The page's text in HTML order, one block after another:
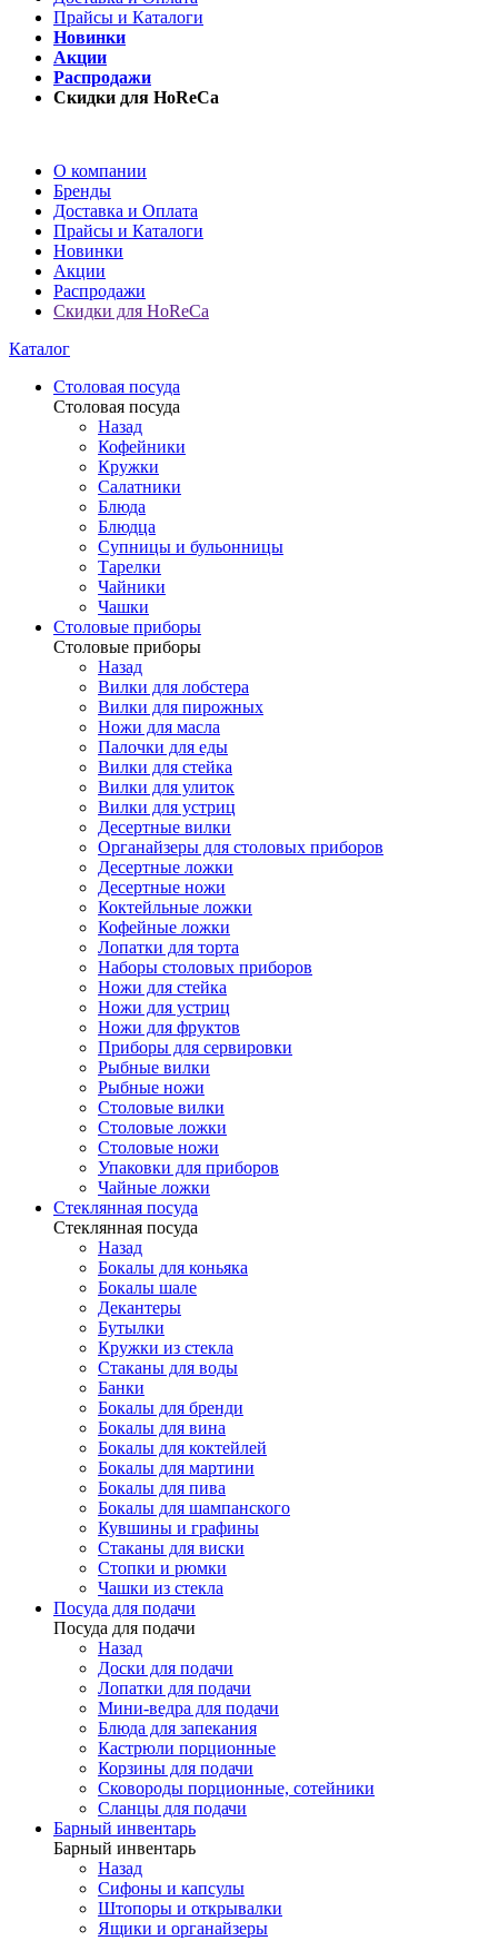
Прайсы и Каталоги
Новинки
Акции
Распродажи
Скидки для HoReCa
О компании
Бренды
Доставка и Оплата
Прайсы и Каталоги
Новинки
Акции
Распродажи
Скидки для HoReCa
Каталог
Столовая посуда
Столовая посуда
Назад
Кофейники
Кружки
Салатники
Блюда
Блюдца
Супницы и бульонницы
Тарелки
Чайники
Чашки
Cтоловые приборы
Cтоловые приборы
Назад
Вилки для лобстера
Вилки для пирожных
Ножи для масла
Палочки для еды
Вилки для стейка
Вилки для улиток
Вилки для устриц
Десертные вилки
Органайзеры для столовых приборов
Десертные ложки
Десертные ножи
Коктейльные ложки
Кофейные ложки
Лопатки для торта
Наборы столовых приборов
Ножи для стейка
Ножи для устриц
Ножи для фруктов
Приборы для сервировки
Рыбные вилки
Рыбные ножи
Столовые вилки
Столовые ложки
Столовые ножи
Упаковки для приборов
Чайные ложки
Стеклянная посуда
Стеклянная посуда
Назад
Бокалы для коньяка
Бокалы шале
Декантеры
Бутылки
Кружки из стекла
Стаканы для воды
Банки
Бокалы для бренди
Бокалы для вина
Бокалы для коктейлей
Бокалы для мартини
Бокалы для пива
Бокалы для шампанского
Кувшины и графины
Стаканы для виски
Стопки и рюмки
Чашки из стекла
Посуда для подачи
Посуда для подачи
Назад
Доски для подачи
Лопатки для подачи
Мини-ведра для подачи
Блюда для запекания
Кастрюли порционные
Корзины для подачи
Сковороды порционные, сотейники
Сланцы для подачи
Барный инвентарь
Барный инвентарь
Назад
Сифоны и капсулы
Штопоры и открывалки
Ящики и органайзеры